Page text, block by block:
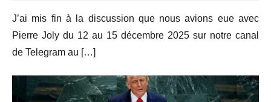
Lesquen
J’ai mis fin à la discussion que nous avions eue avec
Pierre Joly du 12 au 15 décembre 2025 sur notre canal
de Telegram au […]